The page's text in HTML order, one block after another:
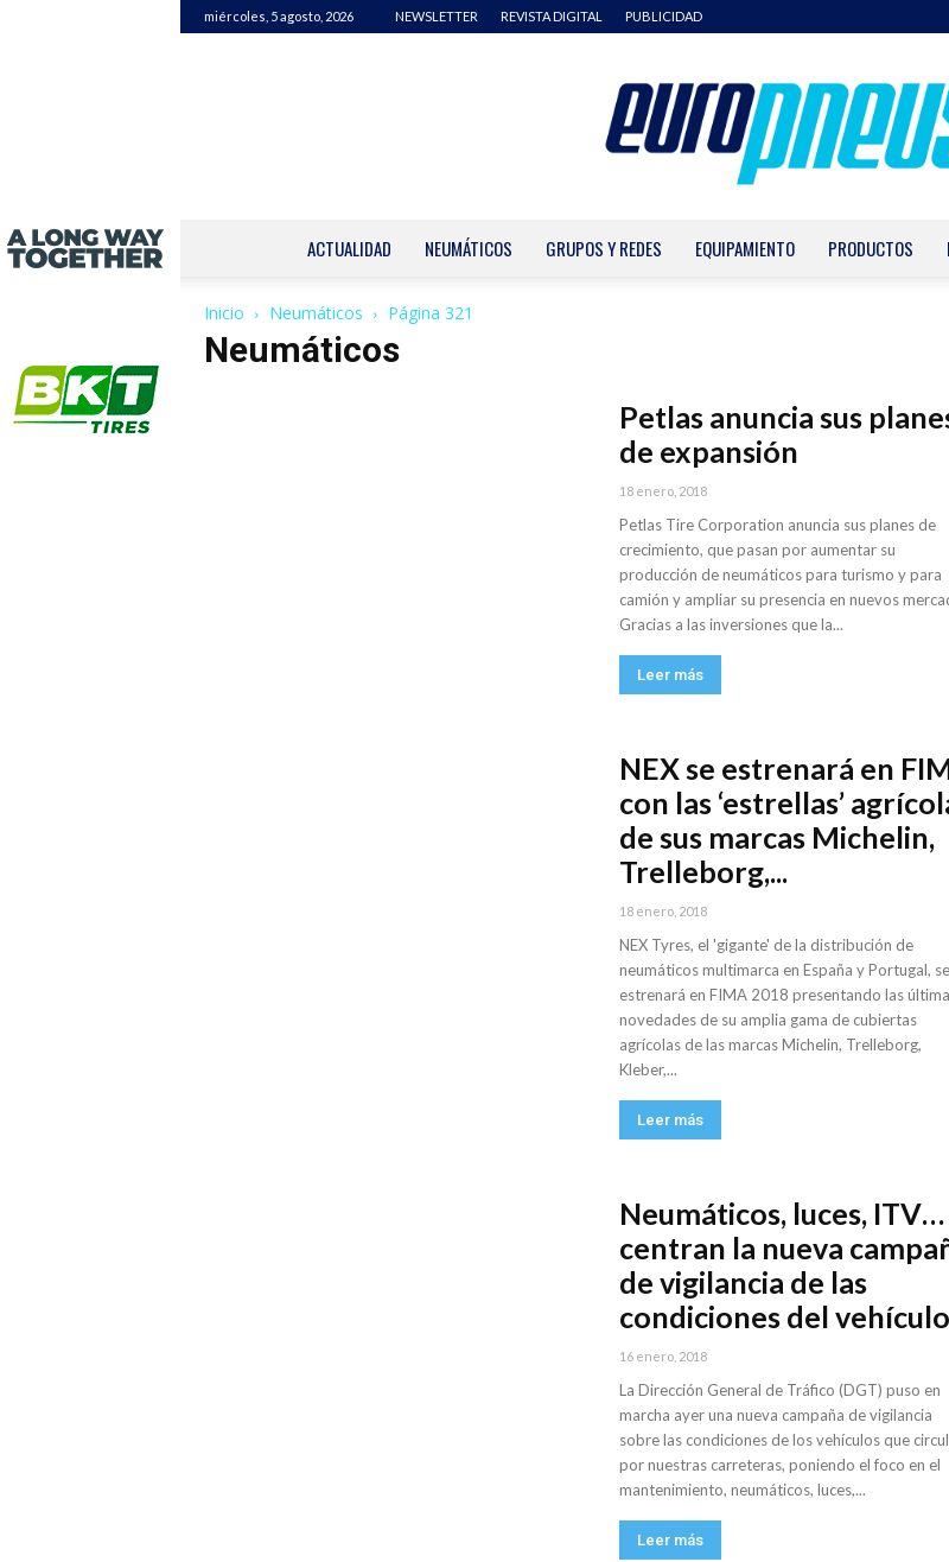
miércoles, 5 agosto, 2026 NEWSLETTER REVISTA DIGITAL PUBLICIDAD
ACTUALIDAD NEUMÁTICOS GRUPOS Y REDES EQUIPAMIENTO PRODUCTOS
Inicio Neumáticos Página 321
Neumáticos
Petlas anuncia sus
de expansión
18 enero, 2018
Petlas Tire Corporation anuncia sus planes de
crecimiento, que pasan por aumentar su
producción de neumáticos para turismo y para
camión y ampliar su presencia en nuevos
Gracias a las inversiones que la...
Leer más
NEX se estrenará en
con las ‘estrellas’
de sus marcas Michelin,
Trelleborg,...
18 enero, 2018
NEX Tyres, el 'gigante' de la distribución de
neumáticos multimarca en España y Portugal, se
estrenará en FIMA 2018 presentando las
novedades de su amplia gama de cubiertas
agrícolas de las marcas Michelin, Trelleborg,
Kleber,...
Leer más
Neumáticos, luces, ITV…
centran la nueva
de vigilancia de las
condiciones del
16 enero, 2018
La Dirección General de Tráfico (DGT) puso en
marcha ayer una nueva campaña de vigilancia
sobre las condiciones de los vehículos que
por nuestras carreteras, poniendo el foco en el
mantenimiento, neumáticos, luces,...
Leer más